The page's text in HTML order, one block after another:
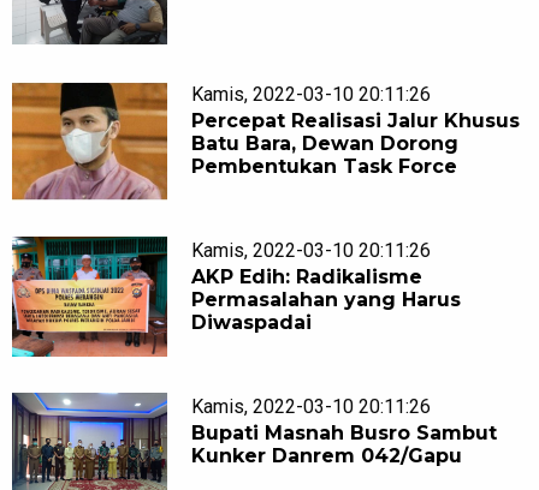
Kamis, 2022-03-10 20:11:26
Percepat Realisasi Jalur Khusus
Batu Bara, Dewan Dorong
Pembentukan Task Force
Kamis, 2022-03-10 20:11:26
AKP Edih: Radikalisme
Permasalahan yang Harus
Diwaspadai
Kamis, 2022-03-10 20:11:26
Bupati Masnah Busro Sambut
Kunker Danrem 042/Gapu